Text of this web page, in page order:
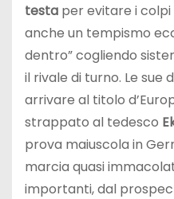
testa per evitare i
anche un tempismo
dentro” cogliendo
il rivale di turno. Le sue
arrivare al titolo
strappato al tedesco
prova maiuscola in
marcia quasi
importanti, dal